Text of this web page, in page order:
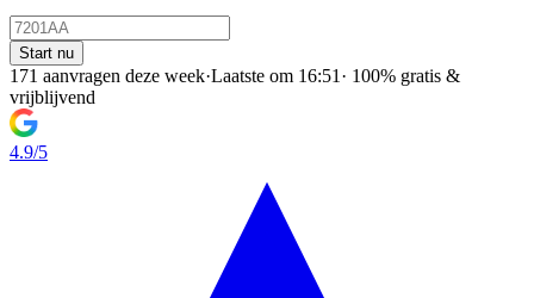
Start nu
171 aanvragen deze week·Laatste om 16:51 · 100% gratis &
vrijblijvend
4.9/5